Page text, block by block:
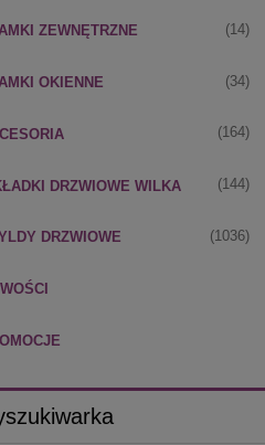
ZEWNĘTRZNE (14)
OKIENNE (34)
(164)
DRZWIOWE WILKA (144)
DRZWIOWE (1036)